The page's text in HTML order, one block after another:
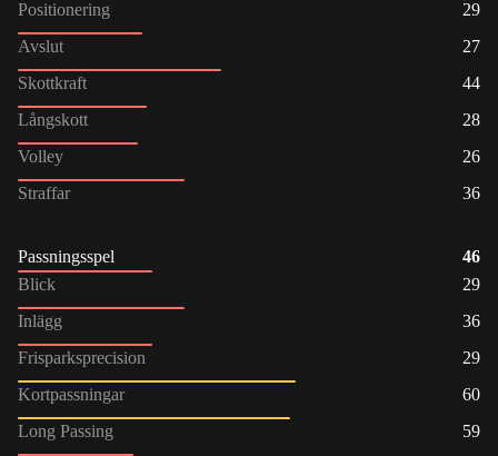
Positionering
29
Avslut
27
Skottkraft
44
Långskott
28
Volley
26
Straffar
36
Passningsspel
46
Blick
29
Inlägg
36
Frisparksprecision
29
Kortpassningar
60
Long Passing
59